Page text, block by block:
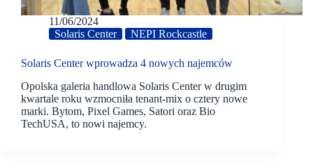
11/06/2024
Solaris Center
NEPI Rockcastle
Solaris Center wprowadza 4 nowych najemców
Opolska galeria handlowa Solaris Center w drugim
kwartale roku wzmocniła tenant-mix o cztery nowe
marki. Bytom, Pixel Games, Satori oraz Bio
TechUSA, to nowi najemcy.